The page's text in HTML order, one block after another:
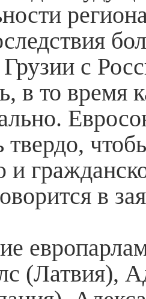
с
в то время
твердо,
и
в
(Латвия),